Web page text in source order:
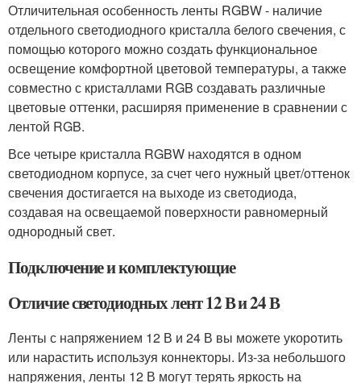
Отличительная особенность ленты RGBW - наличие
отдельного светодиодного кристалла белого свечения, с
помощью которого можно создать функциональное
освещение комфортной цветовой температуры, а также
совместно с кристаллами RGB создавать различные
цветовые оттенки, расширяя применение в сравнении с
лентой RGB.
Все четыре кристалла RGBW находятся в одном
светодиодном корпусе, за счет чего нужный цвет/оттенок
свечения достигается на выходе из светодиода,
создавая на освещаемой поверхности равномерный
однородный свет.
Подключение и комплектующие
Отличие светодиодных лент 12 В и 24 В
Ленты с напряжением 12 В и 24 В вы можете укоротить
или нарастить используя коннекторы. Из-за небольшого
напряжения, ленты 12 В могут терять яркость на